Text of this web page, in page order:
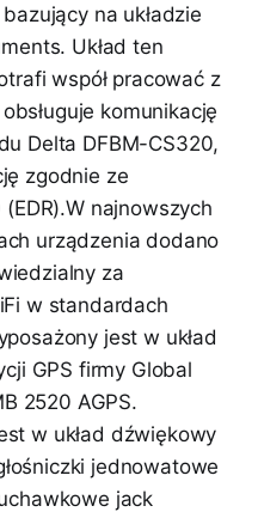
na układzie
Układ ten
współ pracować z
komunikację
Delta DFBM-CS320,
zgodnie ze
najnowszych
urządzenia dodano
za
w standardach
jest w układ
GPS firmy Global
2520 AGPS.
w układ dźwiękowy
jednowatowe
jack